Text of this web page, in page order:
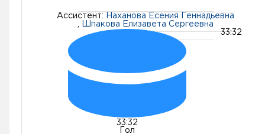
Ассистент:
Наханова Есения Геннадьевна
Шпакова Елизавета Сергеевна
33:32
Гол
33:32